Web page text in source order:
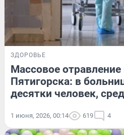
ЗДОРОВЬЕ
Массовое отравление
Пятигорска: в
десятки человек,
1 июня, 2026, 00:14 619 4